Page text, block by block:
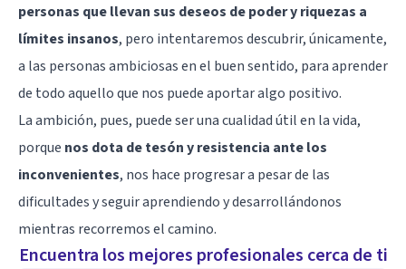
personas que llevan sus deseos de poder y riquezas a
límites insanos, pero intentaremos descubrir, únicamente,
a las personas ambiciosas en el buen sentido, para aprender
de todo aquello que nos puede aportar algo positivo.
La ambición, pues, puede ser una cualidad útil en la vida,
porque nos dota de tesón y resistencia ante los
inconvenientes, nos hace progresar a pesar de las
dificultades y seguir aprendiendo y desarrollándonos
mientras recorremos el camino.
Encuentra los mejores profesionales cerca de ti